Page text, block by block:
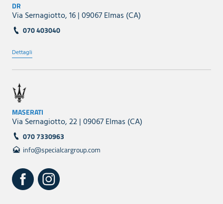
DR
Via Sernagiotto, 16 | 09067 Elmas (CA)
070 403040
Dettagli
MASERATI
Via Sernagiotto, 22 | 09067 Elmas (CA)
070 7330963
info@specialcargroup.com